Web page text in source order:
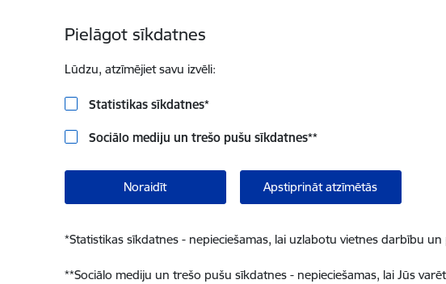
Pielāgot sīkdatnes
Lūdzu, atzīmējiet savu izvēli:
Statistikas sīkdatnes*
Sociālo mediju un trešo pušu sīkdatnes**
Noraidīt Apstiprināt atzīmētās
*Statistikas sīkdatnes - nepieciešamas, lai uzlabotu vietnes darbību
**Sociālo mediju un trešo pušu sīkdatnes - nepieciešamas, lai Jūs